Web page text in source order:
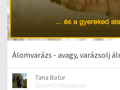
Álomvarázs - avagy, varázsolj
Tana Batur
Doromb-terapeuta